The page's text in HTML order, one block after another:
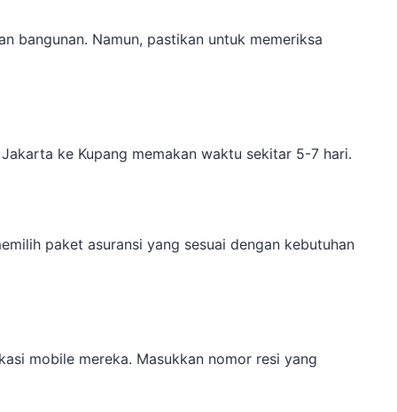
bangunan. Namun, pastikan untuk memeriksa
ke Kupang memakan waktu sekitar 5-7 hari.
paket asuransi yang sesuai dengan kebutuhan
mobile mereka. Masukkan nomor resi yang